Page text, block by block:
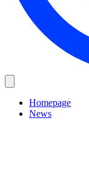
Homepage
News